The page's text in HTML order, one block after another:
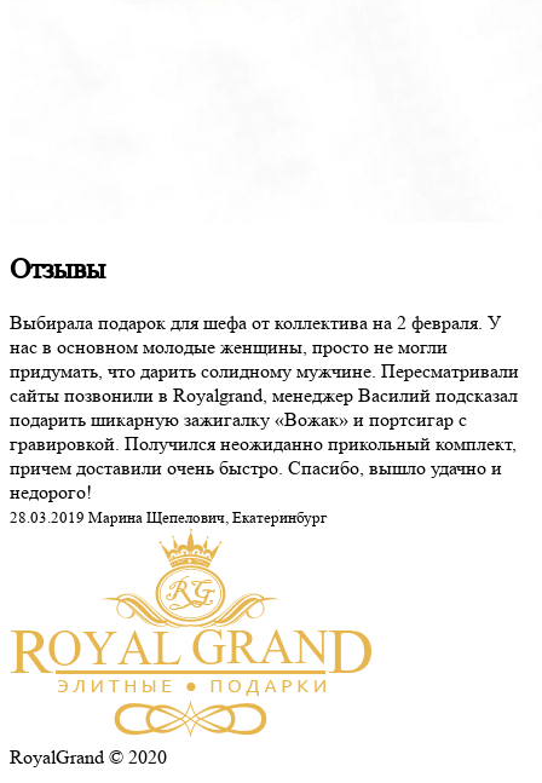
Отзывы
Выбирала подарок для шефа от коллектива на 2 февраля. У
нас в основном молодые женщины, просто не могли
придумать, что дарить солидному мужчине. Пересматривали
сайты позвонили в Royalgrand, менеджер Василий подсказал
подарить шикарную зажигалку «Вожак» и портсигар с
гравировкой. Получился неожиданно прикольный комплект,
причем доставили очень быстро. Спасибо, вышло удачно и
недорого!
28.03.2019 Марина Щепелович, Екатеринбург
RoyalGrand © 2020